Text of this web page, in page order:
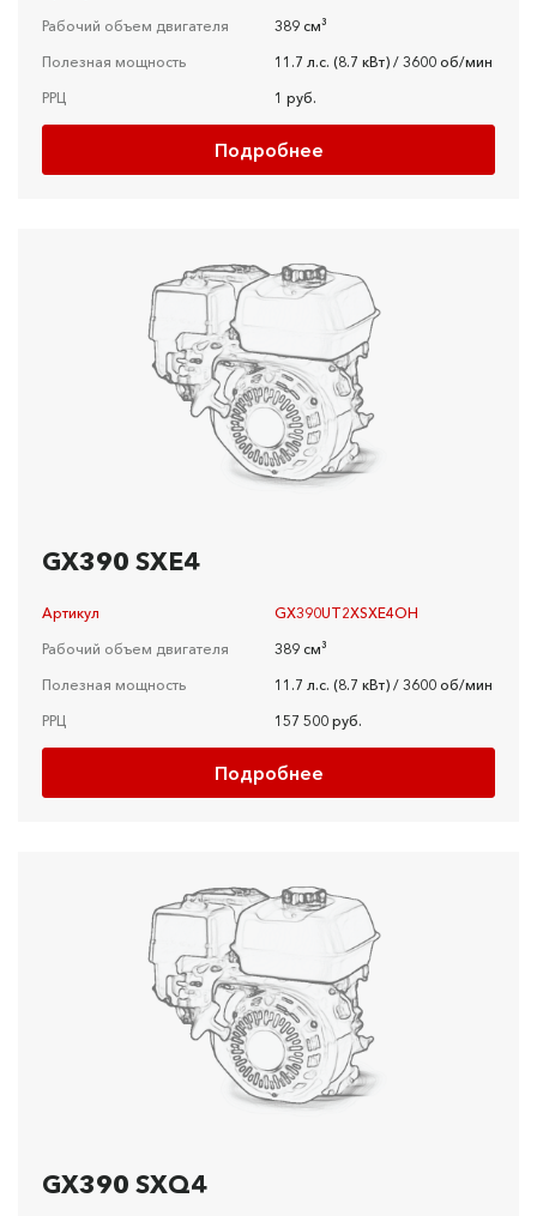
Рабочий объем двигателя
389 см³
Полезная мощность
11.7 л.с. (8.7 кВт) / 3600 об/мин
РРЦ
1 руб.
Подробнее
GX390 SXE4
Артикул
GX390UT2XSXE4OH
Рабочий объем двигателя
389 см³
Полезная мощность
11.7 л.с. (8.7 кВт) / 3600 об/мин
РРЦ
157 500 руб.
Подробнее
GX390 SXQ4